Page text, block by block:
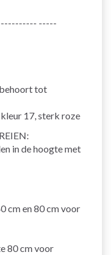
-----
tot
17, sterk roze
in de hoogte met
cm en 80 cm voor
80 cm voor